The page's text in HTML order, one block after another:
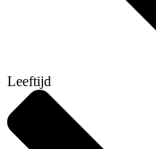
Leeftijd